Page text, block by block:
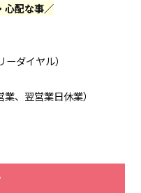
心配な事／
ーダイヤル）
、翌営業日休業）